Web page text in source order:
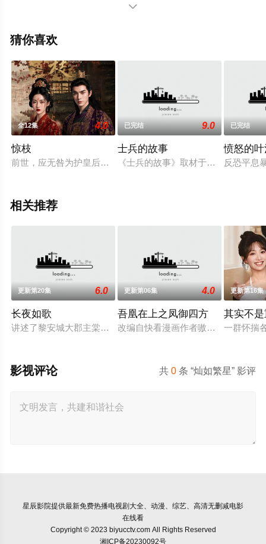
剧，免费观看高清未删减完整版电视剧全集就上星辰电影
瓣电视剧、电视猫或剧情网等平台了解。

猜你喜欢
全12集 4.0
惊枝
前世，应无咎为护皇后曲惊枝堕入阉党，遭奸相虞鹤年构陷，惨
已完结 9.0
士兵的故事
《士兵的故事》取材于伤残军人张
已完结
愤怒的
反恐平息
相关推荐
更新第20集 6.0
长夜如歌
讲述了黎安城大郡主棠溪槿与烈云峥之间曲折动人的情感，以及
更新第06集 4.0
吾凰在上之凤御四方
改编自快看漫画作者嗷小泽的独家连
更新第16集
其实不
一群怀揣
共0 条 “灿如繁星” 影评
影视评论
星辰影院提供最新免费热播电视剧大全、动漫、综艺、高清无删减电影
在线看
Copyright © 2023 biyucctv.com All Rights Reserved
湘ICP备20230092号